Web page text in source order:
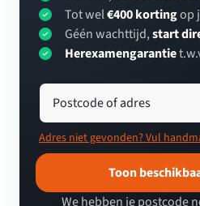
Tot wel€400 kortingop
Géén wachttijd,start
Herexamengarantie
Postcode of adres
Adres niet gevonden? Vul
Toon
We hebben je postcode